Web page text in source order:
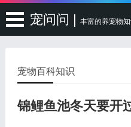
宠问问 | 丰富的养宠物
宠物百科知识
锦鲤鱼池冬天要开